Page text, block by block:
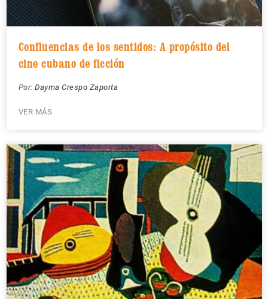
Confluencias de los sentidos: A propósito del
cine cubano de ficción
Por: Dayma Crespo Zaporta
VER MÁS